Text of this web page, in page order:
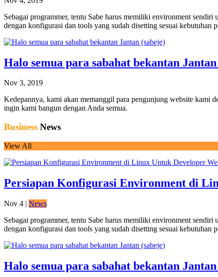
Sebagai programmer, tentu Sabe harus memiliki environment
dengan konfigurasi dan tools yang sudah disetting sesuai
Halo semua para sabahat bekantan
Nov 3, 2019
Kedepannya, kami akan memanggil para pengunjung website kami
ingin kami bangun dengan Anda semua.
Business News
View All
Persiapan Konfigurasi Environment di
Nov 4 | News
Sebagai programmer, tentu Sabe harus memiliki environment
dengan konfigurasi dan tools yang sudah disetting sesuai
Halo semua para sabahat bekantan